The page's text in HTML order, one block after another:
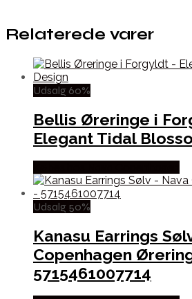
Relaterede varer
Udsalg 60%
Bellis Øreringe i
Elegant Tidal
Udsalg 50%
Kanasu Earrings
Copenhagen
5715461007714